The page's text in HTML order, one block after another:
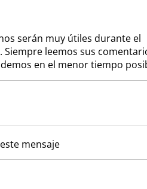
serán muy útiles durante el
leemos sus
en el menor tiempo
mensaje